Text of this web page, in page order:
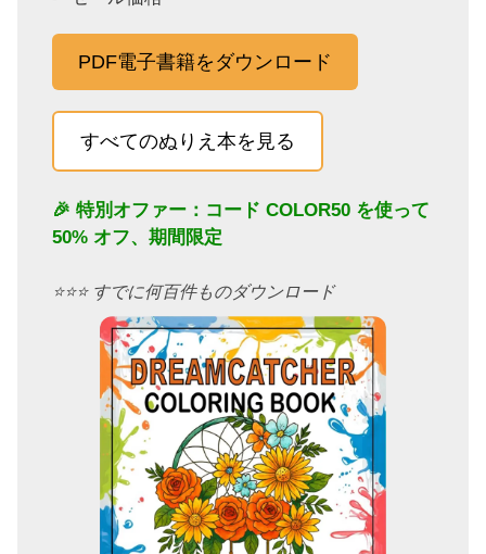
PDF電子書籍をダウンロード
すべてのぬりえ本を見る
🎉 特別オファー：コード COLOR50 を使って
50% オフ、期間限定
⭐️⭐️⭐️ すでに何百件ものダウンロード